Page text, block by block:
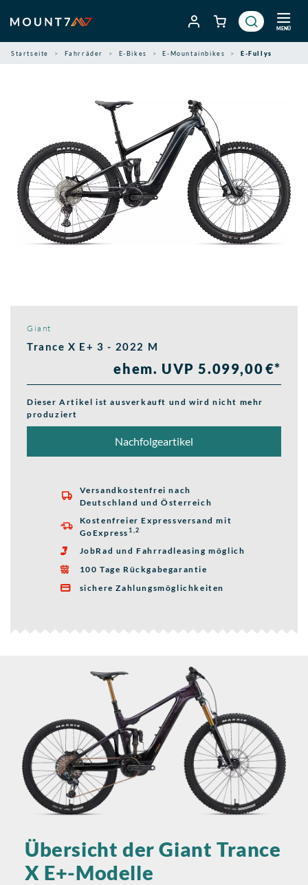
Inhalt
springen
MENÜ
Startseite Fahrräder E-Bikes E-Mountainbikes E-Fullys
Giant
Trance X E+ 3 - 2022 M
ehem. UVP 5.099,00 €*
Dieser Artikel ist ausverkauft und wird nicht mehr
produziert
Nachfolgeartikel

Versandkostenfrei nach
Deutschland und Österreich

Kostenfreier Expressversand mit
GoExpress 1,2
 JobRad und Fahrradleasing möglich
 100 Tage Rückgabegarantie
 sichere Zahlungsmöglichkeiten
Übersicht der Giant Trance
X E+-Modelle